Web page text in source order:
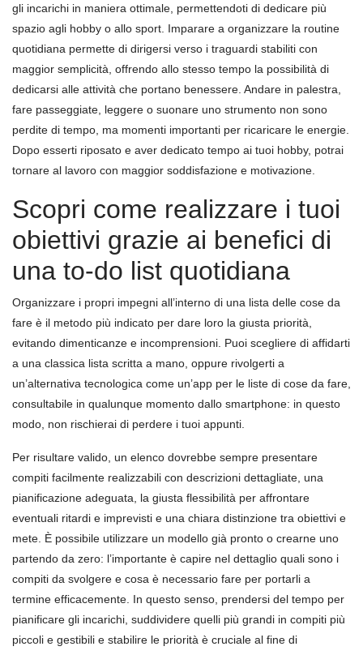
gli incarichi in maniera ottimale, permettendoti di dedicare più
spazio agli hobby o allo sport. Imparare a organizzare la routine
quotidiana permette di dirigersi verso i traguardi stabiliti con
maggior semplicità, offrendo allo stesso tempo la possibilità di
dedicarsi alle attività che portano benessere. Andare in palestra,
fare passeggiate, leggere o suonare uno strumento non sono
perdite di tempo, ma momenti importanti per ricaricare le energie.
Dopo esserti riposato e aver dedicato tempo ai tuoi hobby, potrai
tornare al lavoro con maggior soddisfazione e motivazione.
Scopri come realizzare i tuoi
obiettivi grazie ai benefici di
una to-do list quotidiana
Organizzare i propri impegni all’interno di una lista delle cose da
fare è il metodo più indicato per dare loro la giusta priorità,
evitando dimenticanze e incomprensioni. Puoi scegliere di affidarti
a una classica lista scritta a mano, oppure rivolgerti a
un’alternativa tecnologica come un’app per le liste di cose da fare,
consultabile in qualunque momento dallo smartphone: in questo
modo, non rischierai di perdere i tuoi appunti.
Per risultare valido, un elenco dovrebbe sempre presentare
compiti facilmente realizzabili con descrizioni dettagliate, una
pianificazione adeguata, la giusta flessibilità per affrontare
eventuali ritardi e imprevisti e una chiara distinzione tra obiettivi e
mete. È possibile utilizzare un modello già pronto o crearne uno
partendo da zero: l’importante è capire nel dettaglio quali sono i
compiti da svolgere e cosa è necessario fare per portarli a
termine efficacemente. In questo senso, prendersi del tempo per
pianificare gli incarichi, suddividere quelli più grandi in compiti più
piccoli e gestibili e stabilire le priorità è cruciale al fine di